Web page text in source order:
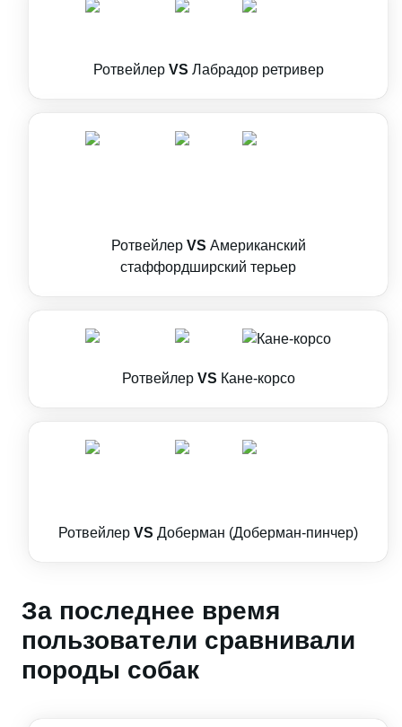
Ротвейлер VS Лабрадор ретривер
Ротвейлер VS Американский
стаффордширский терьер
Ротвейлер VS Кане-корсо
Ротвейлер VS Доберман (Доберман-пинчер)
За последнее время
пользователи сравнивали
породы собак